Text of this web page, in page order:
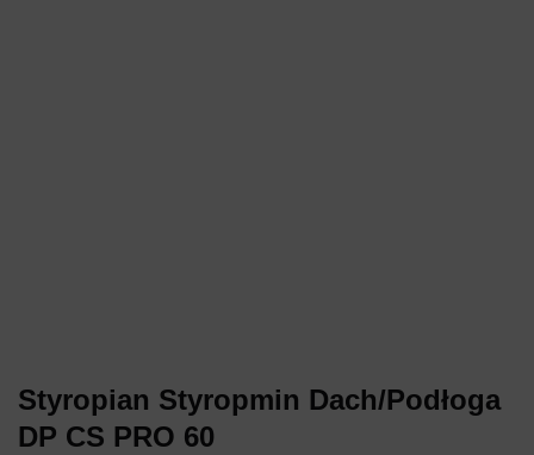
Styropian Styropmin Dach/Podłoga
DP CS PRO 60